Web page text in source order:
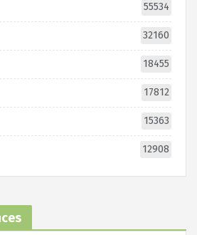
55534
32160
18455
17812
15363
12908